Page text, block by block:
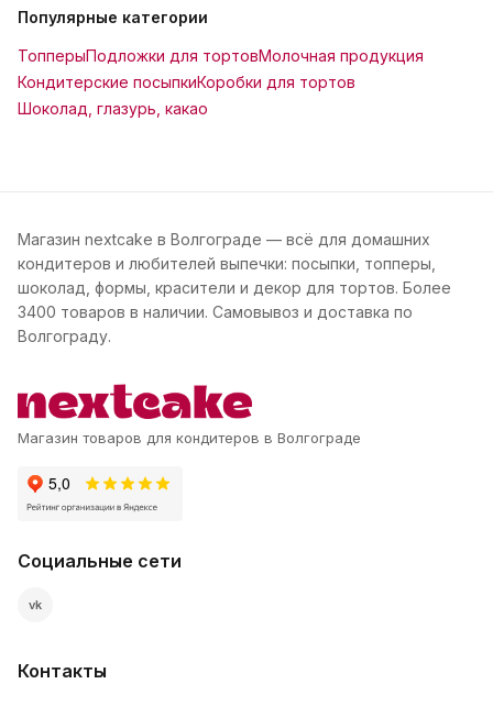
Популярные категории
ТопперыПодложки для тортовМолочная продукция
Кондитерские посыпкиКоробки для тортов
Шоколад, глазурь, какао
Магазин nextcake в Волгограде — всё для домашних
кондитеров и любителей выпечки: посыпки, топперы,
шоколад, формы, красители и декор для тортов. Более
3400 товаров в наличии. Самовывоз и доставка по
Волгограду.
Магазин товаров для кондитеров в Волгограде
Социальные сети
vk
Контакты